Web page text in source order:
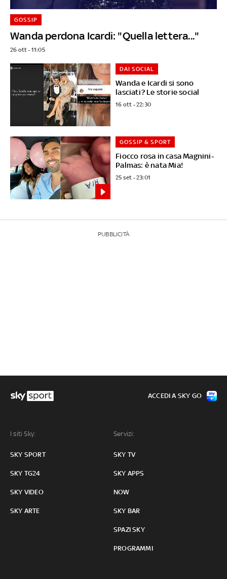
Wanda perdona Icardi: "Quella lettera..."
GOSSIP
26 ott - 11:05
Wanda e Icardi si sono
lasciati? Le storie social
DAI SOCIAL
16 ott - 22:30
Fiocco rosa in casa Magnini-
Palmas: è nata Mia!
GOSSIP & SPORT
25 set - 23:01
PUBBLICITÀ
I siti Sky:
SKY SPORT
SKY TG24
SKY VIDEO
SKY ARTE
Servizi:
SKY TV
SKY APPS
NOW
SKY BAR
SPAZI SKY
PROGRAMMI
ACCEDI A SKY GO